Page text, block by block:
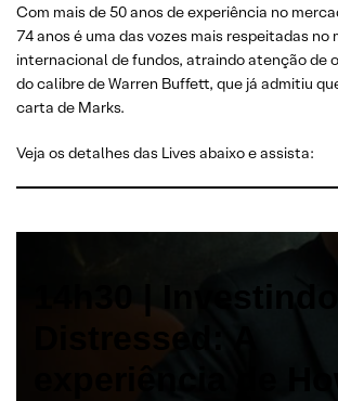
Com mais de 50 anos de experiência no
74 anos é uma das vozes mais respeitadas no
internacional de fundos, atraindo atenção de
do calibre de Warren Buffett, que já admitiu
carta de Marks.
Veja os detalhes das Lives abaixo e assista:
14h30 |
Distressed: A
experiência de